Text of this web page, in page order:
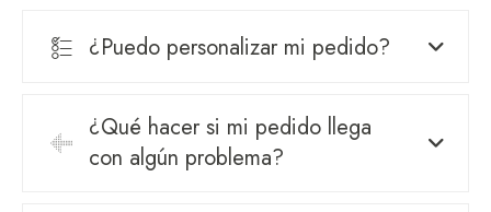
¿Puedo personalizar mi pedido?
¿Qué hacer si mi pedido llega
con algún problema?